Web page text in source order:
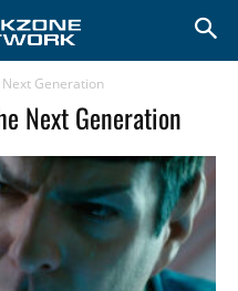
Generation
Next Generation